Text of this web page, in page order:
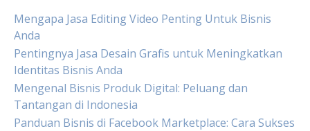
Mengapa Jasa Editing Video Penting Untuk Bisnis
Anda
Pentingnya Jasa Desain Grafis untuk Meningkatkan
Identitas Bisnis Anda
Mengenal Bisnis Produk Digital: Peluang dan
Tantangan di Indonesia
Panduan Bisnis di Facebook Marketplace: Cara Sukses